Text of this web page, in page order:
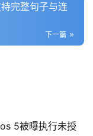
完整句子与连
下一篇
5被曝执行未授